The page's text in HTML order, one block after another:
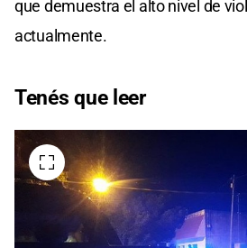
que demuestra el alto nivel de
actualmente.
Tenés que leer